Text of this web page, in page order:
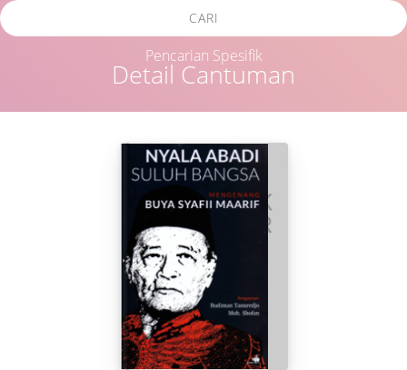
Detail Cantuman
CARI
Pencarian Spesifik